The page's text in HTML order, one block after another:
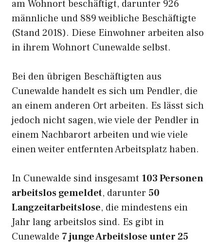
am Wohnort beschäftigt, darunter 926
männliche und 889 weibliche Beschäftigte
(Stand 2018). Diese Einwohner arbeiten also
in ihrem Wohnort Cunewalde selbst.
Bei den übrigen Beschäftigten aus
Cunewalde handelt es sich um Pendler, die
an einem anderen Ort arbeiten. Es lässt sich
jedoch nicht sagen, wie viele der Pendler in
einem Nachbarort arbeiten und wie viele
einen weiter entfernten Arbeitsplatz haben.
In Cunewalde sind insgesamt 103 Personen
arbeitslos gemeldet, darunter 50
Langzeitarbeitslose, die mindestens ein
Jahr lang arbeitslos sind. Es gibt in
Cunewalde 7 junge Arbeitslose unter 25